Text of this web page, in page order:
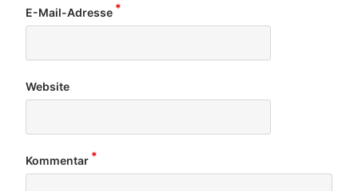
Kommentar *
E-Mail-Adresse *
Website